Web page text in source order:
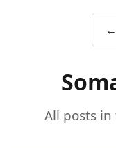
All posts